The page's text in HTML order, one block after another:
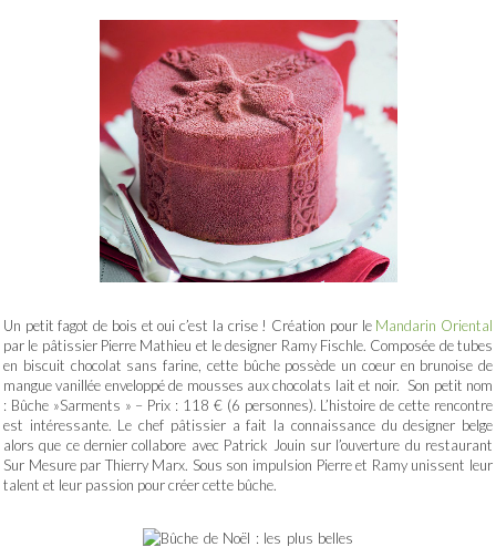
Un petit fagot de bois et oui c’est la crise ! Création pour le Mandarin Oriental
par le pâtissier Pierre Mathieu et le designer Ramy Fischle. Composée de tubes
en biscuit chocolat sans farine, cette bûche possède un coeur en brunoise de
mangue vanillée enveloppé de mousses aux chocolats lait et noir. Son petit nom
: Bûche »Sarments » – Prix : 118 € (6 personnes). L’histoire de cette rencontre
est intéressante. Le chef pâtissier a fait la connaissance du designer belge
alors que ce dernier collabore avec Patrick Jouin sur l’ouverture du restaurant
Sur Mesure par Thierry Marx. Sous son impulsion Pierre et Ramy unissent leur
talent et leur passion pour créer cette bûche.